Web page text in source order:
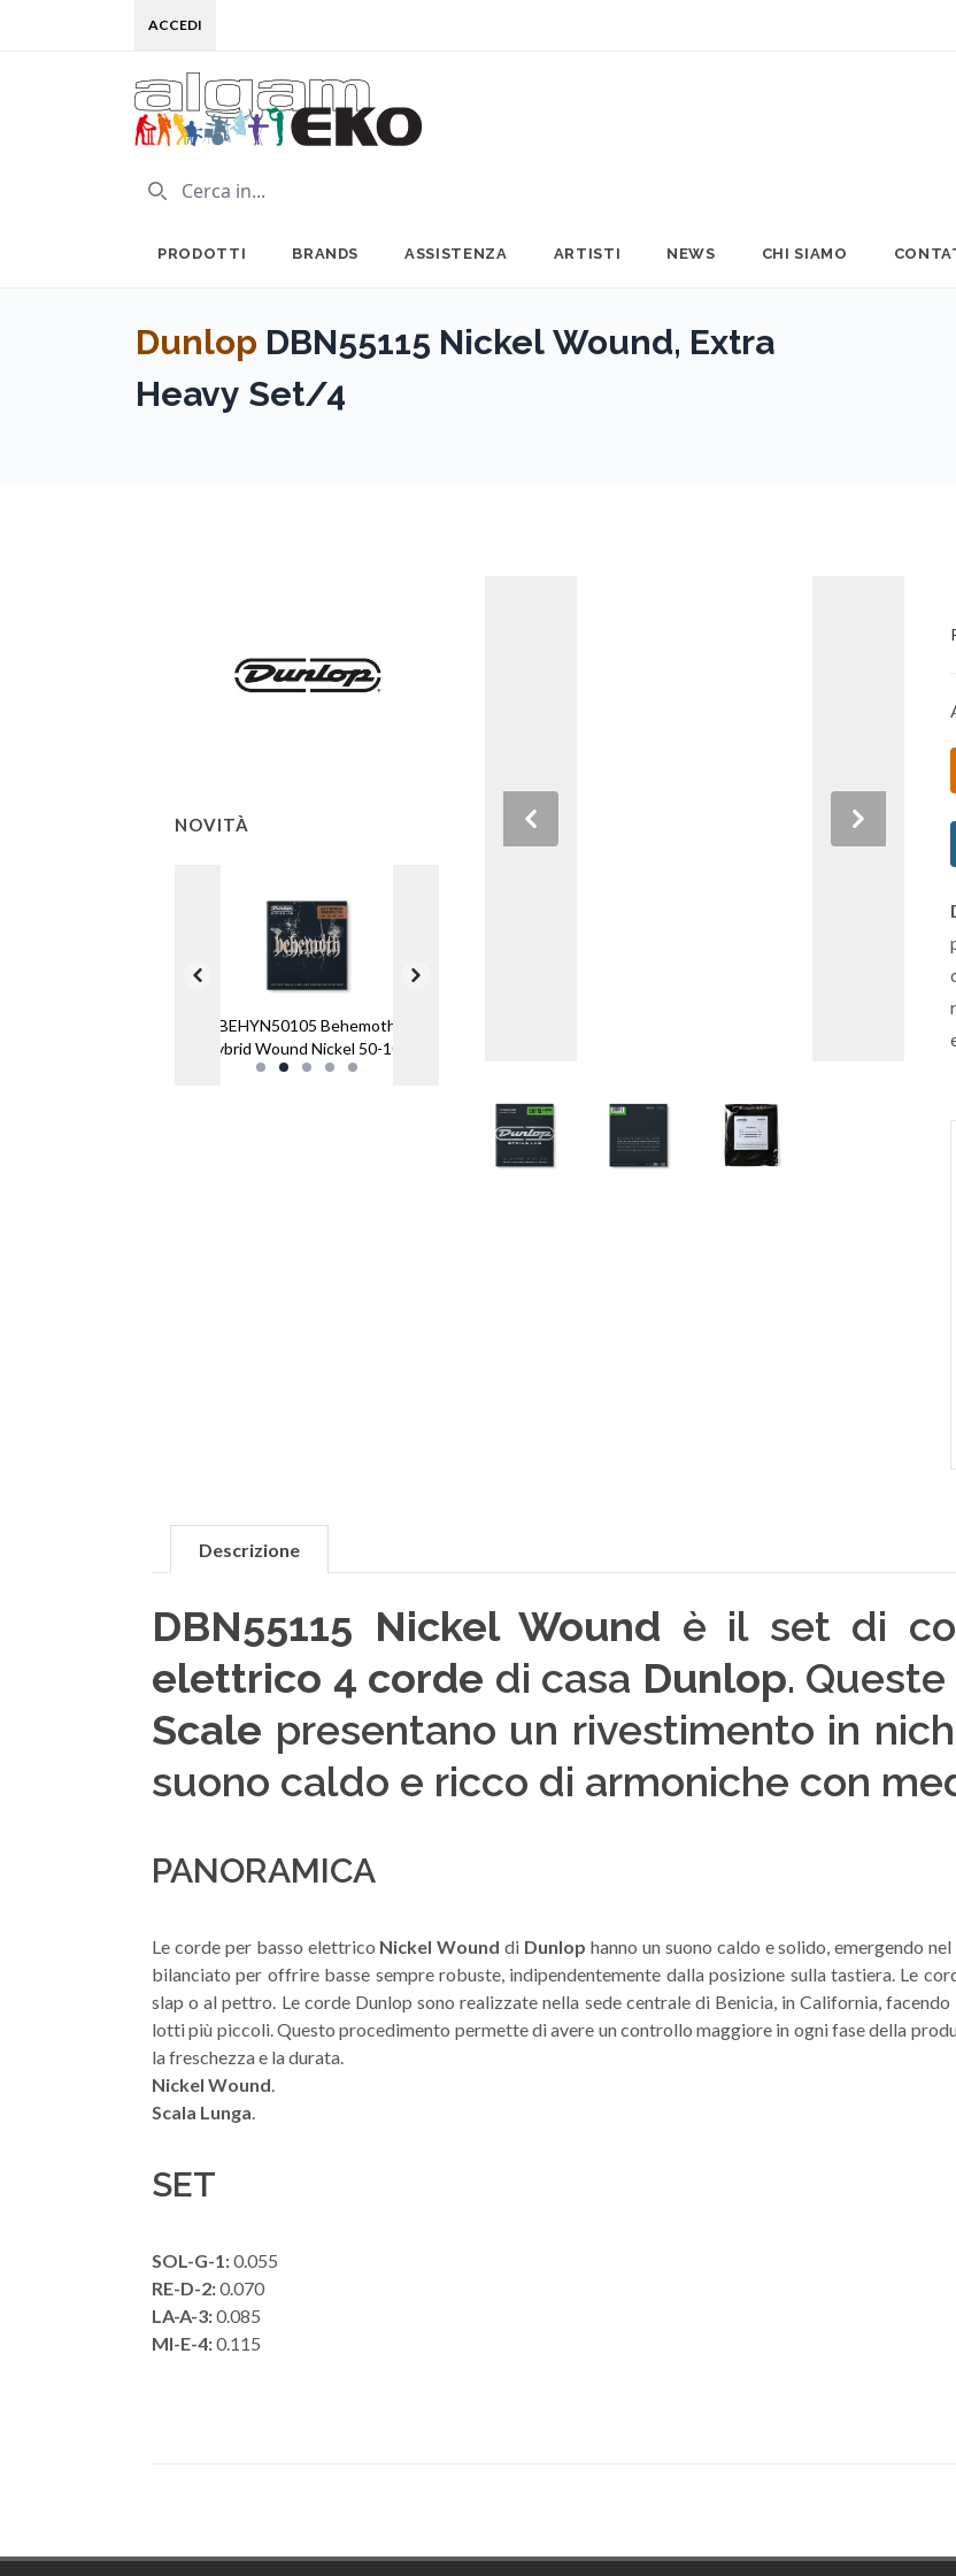
ACCEDI
PRODOTTI BRANDS ASSISTENZA ARTISTI NEWS CHI SIAMO
Dunlop DBN55115 Nickel Wound, Extra
Heavy Set/4
NOVITÀ
BEHYN50105 Behemoth
Hybrid Wound Nickel 50-105
Previous Next
Descrizione
DBN55115 Nickel Wound è il set di
elettrico 4 corde di casa Dunlop.
Scale presentano un rivestimento in
suono caldo e ricco di armoniche con
PANORAMICA
Le corde per basso elettrico Nickel Wound di Dunlop hanno un suono caldo e solido, emergendo
bilanciato per offrire basse sempre robuste, indipendentemente dalla posizione sulla tastiera. Le
slap o al pettro. Le corde Dunlop sono realizzate nella sede centrale di Benicia, in California,
lotti più piccoli. Questo procedimento permette di avere un controllo maggiore in ogni fase della
la freschezza e la durata.
Nickel Wound.
Scala Lunga.
SET
SOL-G-1:0.055
RE-D-2:0.070
LA-A-3:0.085
MI-E-4:0.115